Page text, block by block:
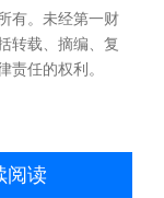
有。未经第一财
转载、摘编、复
责任的权利。
阅读